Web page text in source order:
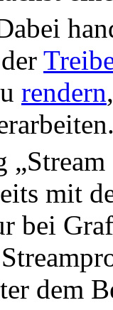
rendern
mit
bei
dem